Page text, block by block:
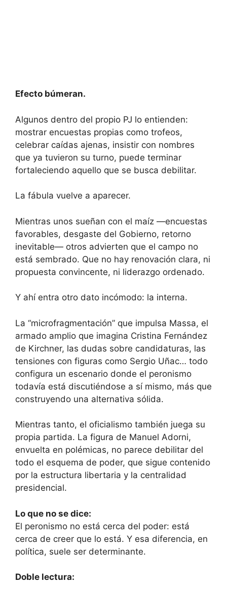
Efecto búmeran.
Algunos dentro del propio PJ lo entienden:
mostrar encuestas propias como trofeos,
celebrar caídas ajenas, insistir con nombres
que ya tuvieron su turno, puede terminar
fortaleciendo aquello que se busca debilitar.
La fábula vuelve a aparecer.
Mientras unos sueñan con el maíz —encuestas
favorables, desgaste del Gobierno, retorno
inevitable— otros advierten que el campo no
está sembrado. Que no hay renovación clara, ni
propuesta convincente, ni liderazgo ordenado.
Y ahí entra otro dato incómodo: la interna.
La “microfragmentación” que impulsa Massa, el
armado amplio que imagina Cristina Fernández
de Kirchner, las dudas sobre candidaturas, las
tensiones con figuras como Sergio Uñac… todo
configura un escenario donde el peronismo
todavía está discutiéndose a sí mismo, más que
construyendo una alternativa sólida.
Mientras tanto, el oficialismo también juega su
propia partida. La figura de Manuel Adorni,
envuelta en polémicas, no parece debilitar del
todo el esquema de poder, que sigue contenido
por la estructura libertaria y la centralidad
presidencial.
Lo que no se dice:
El peronismo no está cerca del poder: está
cerca de creer que lo está. Y esa diferencia, en
política, suele ser determinante.
Doble lectura: